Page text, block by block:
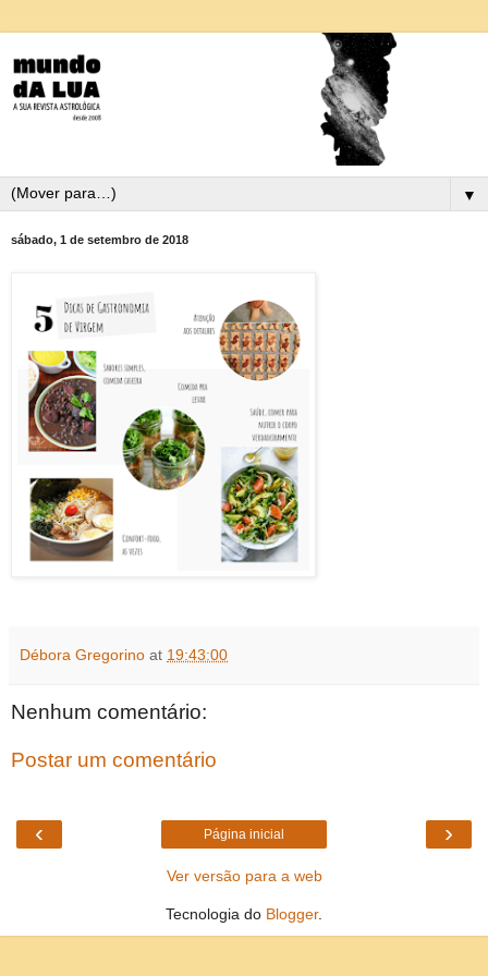
▼
sábado, 1 de setembro de 2018
Débora Gregorino at 19:43:00
Nenhum comentário:
Postar um comentário
‹ ›
Página inicial
Ver versão para a web
Tecnologia do Blogger.